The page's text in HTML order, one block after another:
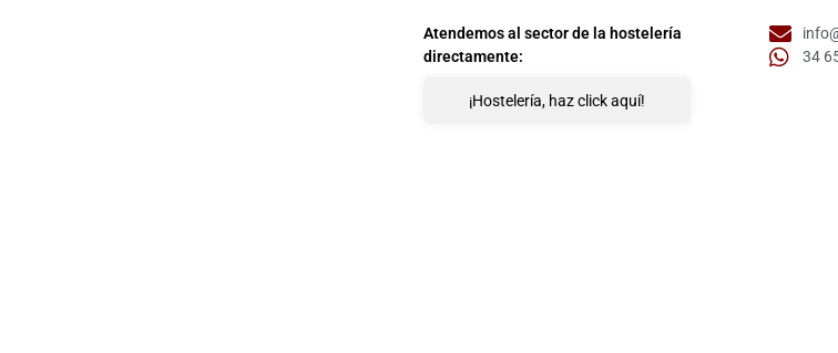
Atendemos al sector de la hostelería
directamente:
¡Hostelería, haz click aquí!
34